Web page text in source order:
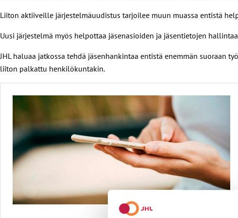
Liiton aktiiveille järjestelmäuudistus tarjoilee muun muassa entistä
Uusi järjestelmä myös helpottaa jäsenasioiden ja jäsentietojen
JHL haluaa jatkossa tehdä jäsenhankintaa entistä enemmän suoraan
liiton palkattu henkilökuntakin.